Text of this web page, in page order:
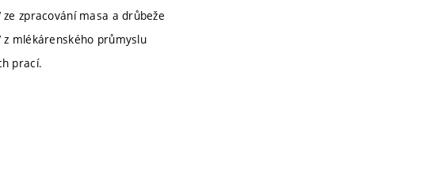
zpracování masa a drůbeže
z mlékárenského průmyslu
prací.